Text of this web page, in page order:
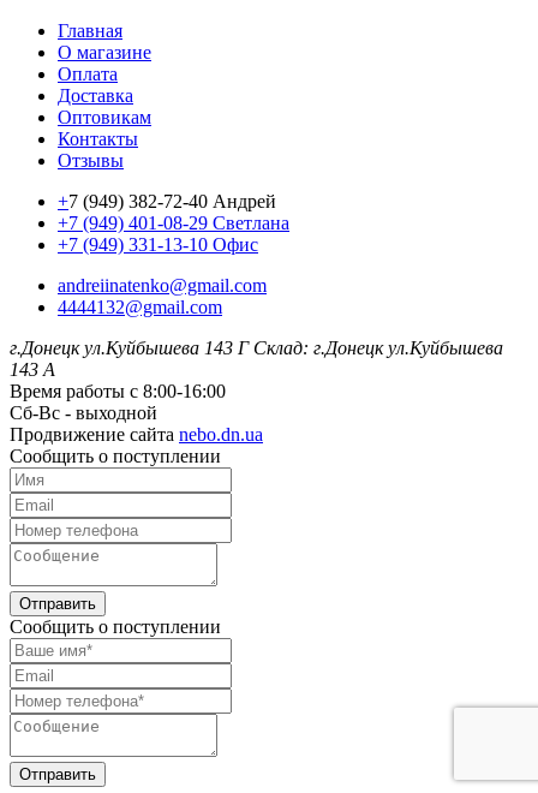
Главная
О магазине
Оплата
Доставка
Оптовикам
Контакты
Отзывы
+7 (949) 382-72-40 Андрей
+7 (949) 401-08-29 Светлана
+7 (949) 331-13-10 Офис
andreiinatenko@gmail.com
4444132@gmail.com
г.Донецк ул.Куйбышева 143 Г Склад: г.Донецк ул.Куйбышева
143 А
Время работы с 8:00-16:00
Сб-Вс - выходной
Продвижение сайта nebo.dn.ua
Сообщить о поступлении
Отправить
Сообщить о поступлении
Отправить